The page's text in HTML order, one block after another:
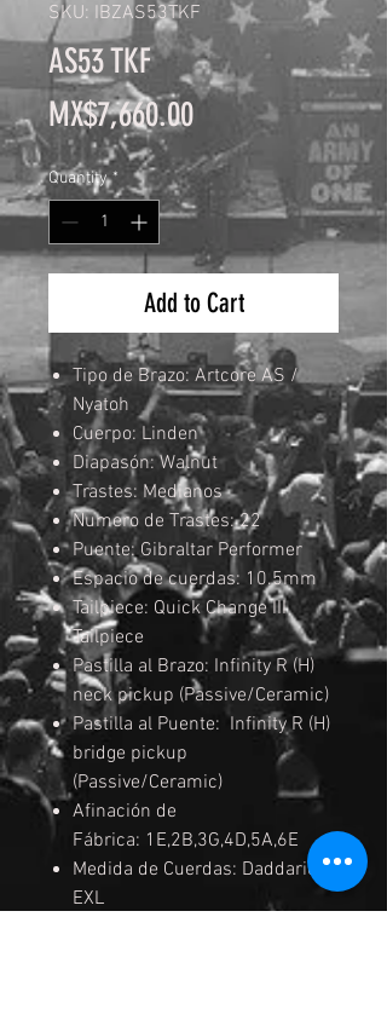
SKU: IBZAS53TKF
AS53 TKF
MX$7,660.00Price
Quantity *
Add to Cart
Tipo de Brazo: Artcore AS /
Nyatoh
Cuerpo: Linden
Diapasón: Walnut
Trastes: Medianos
Numero de Trastes: 22
Puente: Gibraltar Performer
Espacio de cuerdas: 10.5mm
Tailpiece: Quick Change III
Tailpiece
Pastilla al Brazo: Infinity R (H)
neck pickup (Passive/Ceramic)
Pastilla al Puente: Infinity R (H)
bridge pickup
(Passive/Ceramic)
Afinación de
Fábrica: 1E,2B,3G,4D,5A,6E
Medida de Cuerdas: Daddario
EXL